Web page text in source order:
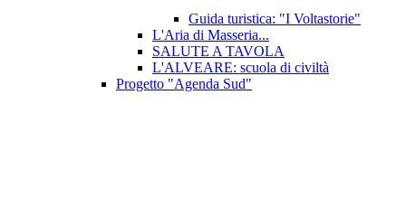
Guida turistica: "I Voltastorie"
L'Aria di Masseria...
SALUTE A TAVOLA
L'ALVEARE: scuola di civiltà
Progetto "Agenda Sud"